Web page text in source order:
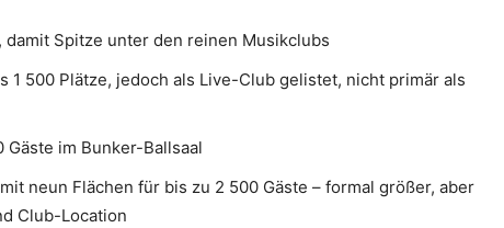
damit Spitze unter den reinen Musikclubs
1 500 Plätze, jedoch als Live-Club gelistet, nicht primär als
Gäste im Bunker-Ballsaal
neun Flächen für bis zu 2 500 Gäste – formal größer, aber
Club-Location